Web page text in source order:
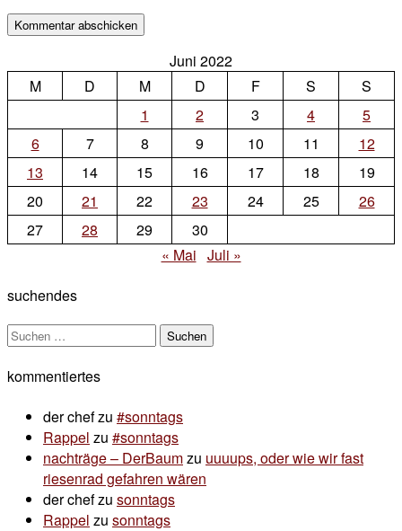
Juni 2022
M
D M D F S
S
1
2 3 4
5
6
7 8 9 10 11
12
13
14 15 16 17 18
19
20
21 22 23 24 25
26
27
28 29
30
« Mai Juli »
suchendes
Suchen
kommentiertes
der chefzu #sonntags
Rappel zu #sonntags
nachträge – DerBaumzu uuuups, oder wie wir fast
riesenrad gefahren wären
der chefzu sonntags
Rappel zu sonntags